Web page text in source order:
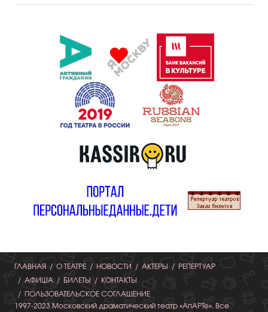
ГЛАВНАЯ О ТЕАТРЕ НОВОСТИ АКТЕРЫ
РЕПЕРТУАР
АФИША
БИЛЕТЫ
КОНТАКТЫ
ПОЛЬЗОВАТЕЛЬСКОЕ СОГЛАШЕНИЕ
1997-2023 Московский драматический театр «АпАРТе». Все